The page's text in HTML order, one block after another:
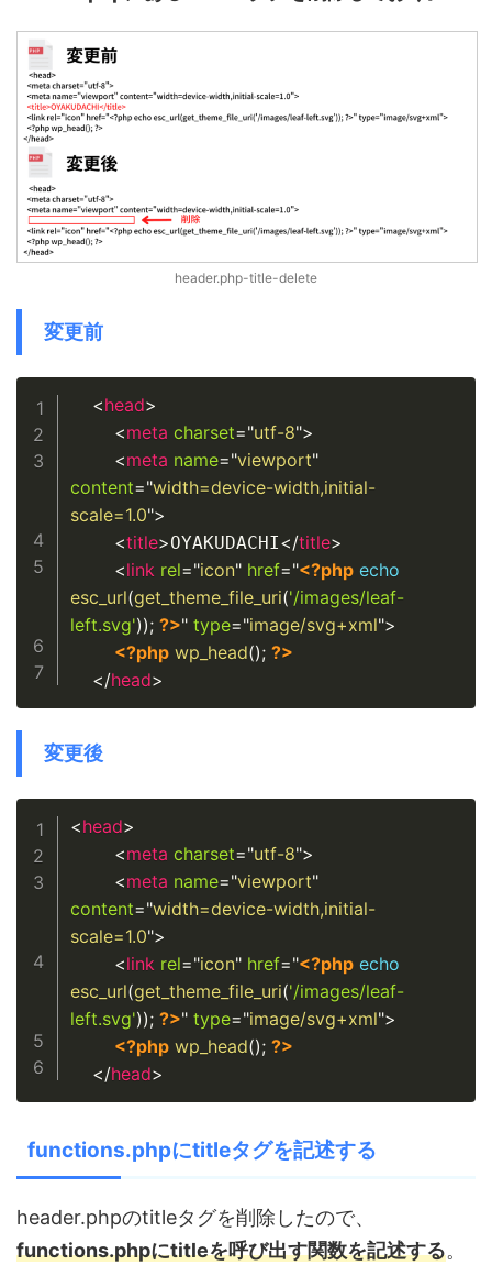
header.php-title-delete
変更前
<head>
<meta charset="utf-8">
<meta name="viewport"
content="width=device-width,initial-
scale=1.0">
<title>OYAKUDACHI</title>
<link rel="icon" href="<?php echo
esc_url(get_theme_file_uri('/images/leaf-
left.svg')); ?>" type="image/svg+xml">
<?php wp_head(); ?>
</head>
変更後
<head>
<meta charset="utf-8">
<meta name="viewport"
content="width=device-width,initial-
scale=1.0">
<link rel="icon" href="<?php echo
esc_url(get_theme_file_uri('/images/leaf-
left.svg')); ?>" type="image/svg+xml">
<?php wp_head(); ?>
</head>
functions.phpにtitleタグを記述する
header.phpのtitleタグを削除したので、
functions.phpにtitleを呼び出す関数を記述する。